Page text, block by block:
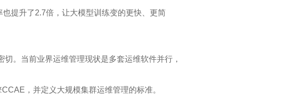
提升了2.7倍，让大模型训练变的更快、更简
。当前业界运维管理现状是多套运维软件并行，
，并定义大规模集群运维管理的标准。